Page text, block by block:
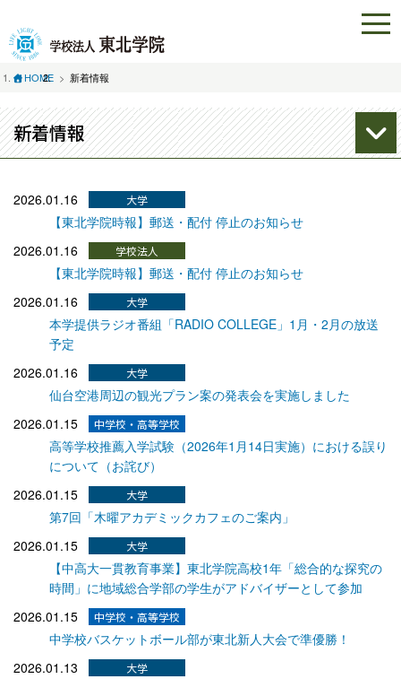
HOME 新着情報
新着情報
2026.01.16
【東北学院時報】郵送・配付 停止のお知らせ
2026.01.16
【東北学院時報】郵送・配付 停止のお知らせ
2026.01.16
本学提供ラジオ番組「RADIO COLLEGE」1月・2月の放送
予定
2026.01.16
仙台空港周辺の観光プラン案の発表会を実施しました
2026.01.15
高等学校推薦入学試験（2026年1月14日実施）における誤り
について（お詫び）
2026.01.15
第7回「木曜アカデミックカフェのご案内」
2026.01.15
【中高大一貫教育事業】東北学院高校1年「総合的な探究の
時間」に地域総合学部の学生がアドバイザーとして参加
2026.01.15
中学校バスケットボール部が東北新人大会で準優勝！
2026.01.13